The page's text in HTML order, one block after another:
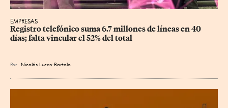
EMPRESAS
Registro telefónico suma 6.7 millones de líneas en 40
días; falta vincular el 52% del total
Por Nicolás Lucas-Bartolo